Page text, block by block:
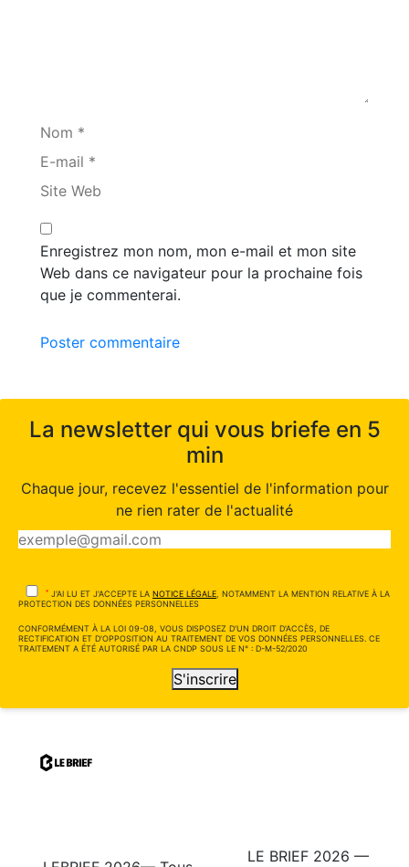
Nom *
E-mail *
Site Web
Enregistrez mon nom, mon e-mail et mon site
Web dans ce navigateur pour la prochaine fois
que je commenterai.
Poster commentaire
La newsletter qui vous briefe en 5
min
Chaque jour, recevez l'essentiel de l'information pour
ne rien rater de l'actualité
* J'AI LU ET J'ACCEPTE LA NOTICE LÉGALE , NOTAMMENT LA MENTION RELATIVE À LA
PROTECTION DES DONNÉES PERSONNELLES
CONFORMÉMENT À LA LOI 09-08, VOUS DISPOSEZ D'UN DROIT D'ACCÈS, DE
RECTIFICATION ET D'OPPOSITION AU TRAITEMENT DE VOS DONNÉES PERSONNELLES. CE
TRAITEMENT A ÉTÉ AUTORISÉ PAR LA CNDP SOUS LE N° : D-M-52/2020
S'inscrire
LE BRIEF 2026 —